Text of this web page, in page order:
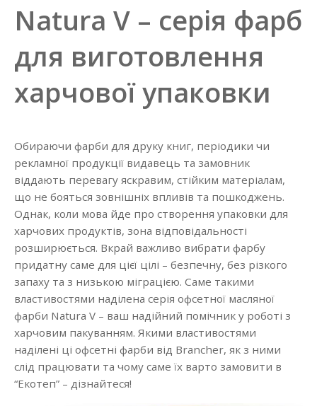
Natura V – серія фарб
для виготовлення
харчової упаковки
Обираючи фарби для друку книг, періодики чи
рекламної продукції видавець та замовник
віддають перевагу яскравим, стійким матеріалам,
що не бояться зовнішніх впливів та пошкоджень.
Однак, коли мова йде про створення упаковки для
харчових продуктів, зона відповідальності
розширюється. Вкрай важливо вибрати фарбу
придатну саме для цієї цілі – безпечну, без різкого
запаху та з низькою міграцією. Саме такими
властивостями наділена серія офсетної масляної
фарби Natura V – ваш надійний помічник у роботі з
харчовим пакуванням. Якими властивостями
наділені ці офсетні фарби від Brancher, як з ними
слід працювати та чому саме їх варто замовити в
“Екотеп” – дізнайтеся!